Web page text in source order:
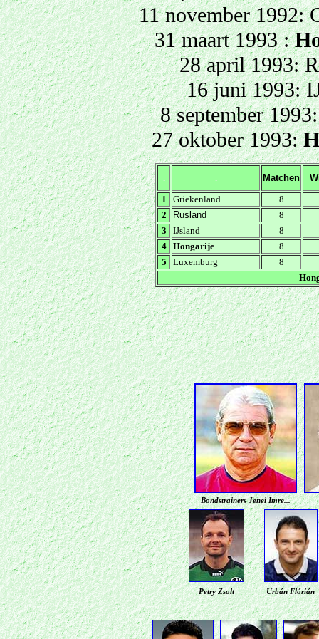
11 november 1992:
31 maart 1993 :
28 april 1993:
16 juni 1993:
8 september
27 oktober 1993:
. . Matchen
1
Griekenland
8
2
Rusland
8
3
IJsland
8
4
Hongarije
8
5
Luxemburg
8
BondstrainersJenei Imre...
Petry Zsolt Urbán Flórián